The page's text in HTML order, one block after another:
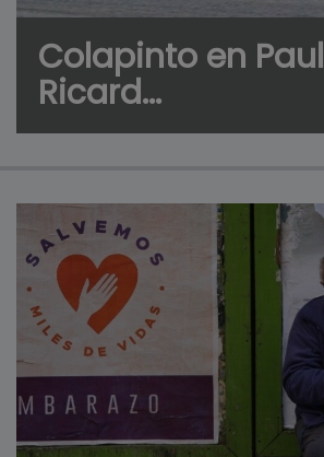
Colapinto en Paul
Ricard...